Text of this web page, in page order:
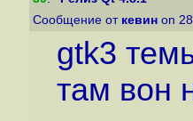
Сообщение от кевин on
gtk3
там вон